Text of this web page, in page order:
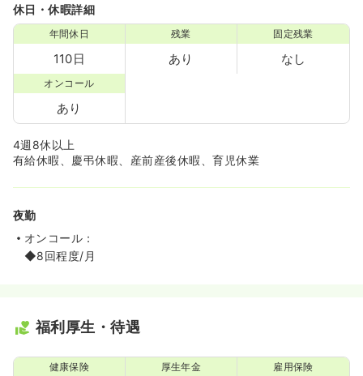
休日・休暇詳細
年間休日
110日
残業
あり
固定残業
なし
オンコール
あり
4週8休以上
有給休暇、慶弔休暇、産前産後休暇、育児休業
夜勤
オンコール：
◆8回程度/月
福利厚生・待遇
健康保険 厚生年金 雇用保険